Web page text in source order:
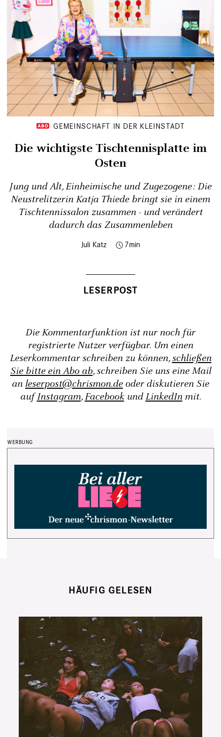
GEMEINSCHAFT IN DER KLEINSTADT
Die wichtigste Tischtennisplatte im
Osten
Jung und Alt, Einheimische und Zugezogene: Die
Neustrelitzerin Katja Thiede bringt sie in einem
Tischtennissalon zusammen - und verändert
dadurch das Zusammenleben
Juli Katz 7
Die Kommentarfunktion ist nur noch für
registrierte Nutzer verfügbar. Um einen
Leserkommentar schreiben zu können,schließen
Sie bitte ein Abo ab, schreiben Sie uns eine Mail
an leserpost@chrismon.de oder diskutieren Sie
aufInstagram,FacebookundLinkedInmit.
HÄUFIG GELESEN